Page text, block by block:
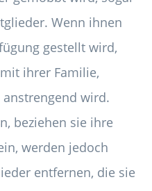
Wenn ihnen
gestellt wird,
ihrer Familie,
wird.
beziehen sie ihre
werden jedoch
entfernen, die sie